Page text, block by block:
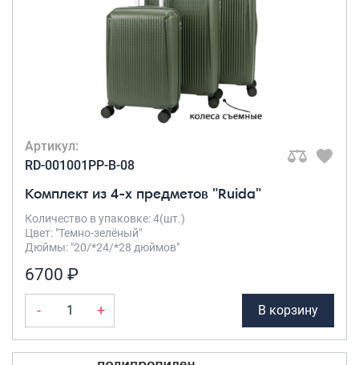
Рюкзаки детские для детских
чемоданов
Саквояжи
Распродажа
Сумки
Сумки деловые
Сумки поясные
Сумки пляжные
Сумки-рюкзаки на колёсах
Рюкзаки
Артикул:
RD-001001PP-B-08
Комплект из 4-х предметов "Ruida"
Количество в упаковке: 4(шт.)
Цвет: "Темно-зелёный"
Дюймы: "20/*24/*28 дюймов"
6700 ₽
- + В корзину